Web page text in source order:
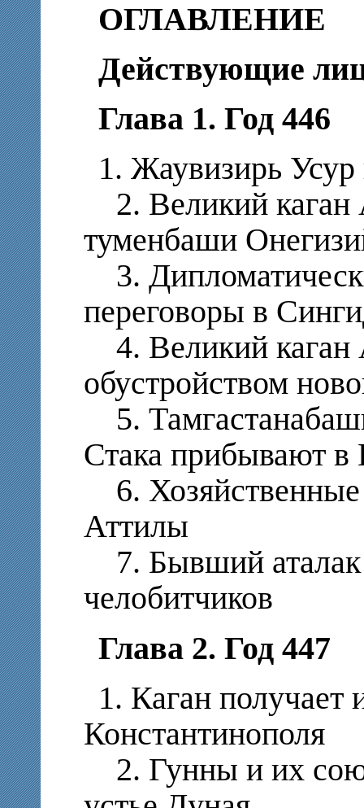
ОГЛАВЛЕНИЕ
Действующие
Глава 1. Год 446
1. Жаувизирь Усур
2. Великий каган
туменбаши
3.
переговоры в
4. Великий каган
обустройством
5.
Стака прибывают в
6. Хозяйственные
Аттилы
7. Бывший аталак
челобитчиков
Глава 2. Год 447
1. Каган получает
Константинополя
2. Гунны и их